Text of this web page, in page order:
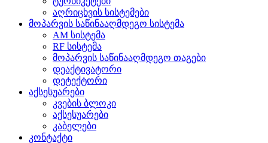
აღრიცხვის სისტემები
მოპარვის საწინააღმდეგო სისტემა
AM სისტემა
RF სისტემა
მოპარვის საწინააღმდეგო თაგები
დეაქტივატორი
დეტექტორი
აქსესუარები
კვების ბლოკი
აქსესუარები
კაბელები
კონტაქტი